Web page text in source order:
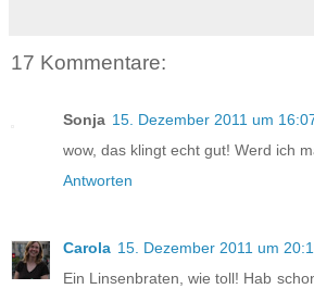
17 Kommentare:
Sonja 15. Dezember 2011 um
wow, das klingt echt gut! Werd ich
Antworten
Carola 15. Dezember 2011 um
Ein Linsenbraten, wie toll! Hab